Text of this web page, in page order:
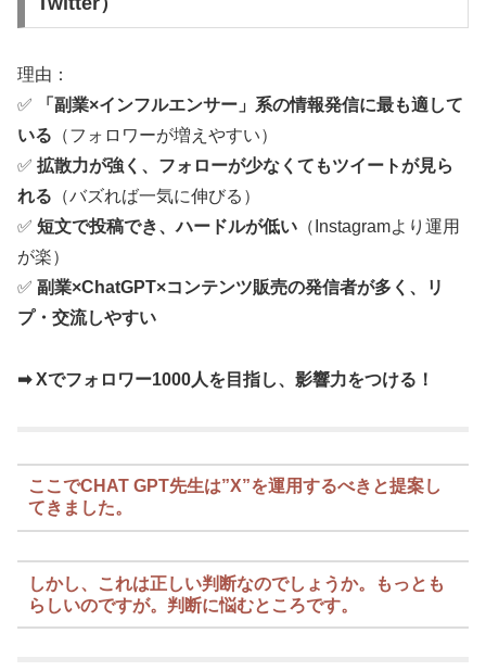
理由：
✅
「副業×インフルエンサー」系の情報発信に最も適して
いる （フォロワーが増えやすい）
✅ 拡散力が強く、フォローが少なくてもツイートが見ら
れる （バズれば一気に伸びる）
✅ 短文で投稿でき、ハードルが低い （Instagramより運用
が楽）
✅ 副業×ChatGPT×コンテンツ販売の発信者が多く、リ
プ・交流しやすい
➡ Xでフォロワー1000人を目指し、影響力をつける！
ここでCHAT GPT先生は”X”を運用するべきと提案し
てきました。
しかし、これは正しい判断なのでしょうか。もっとも
らしいのですが。判断に悩むところです。